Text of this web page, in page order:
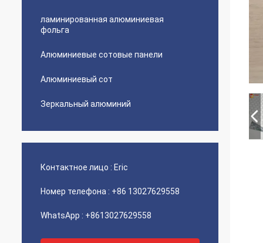
ламинированная алюминиевая
фольга
Алюминиевые сотовые панели
Алюминиевый сот
Зеркальный алюминий
Контактное лицо : Eric
Номер телефона : +86 13027629558
WhatsApp : +8613027629558